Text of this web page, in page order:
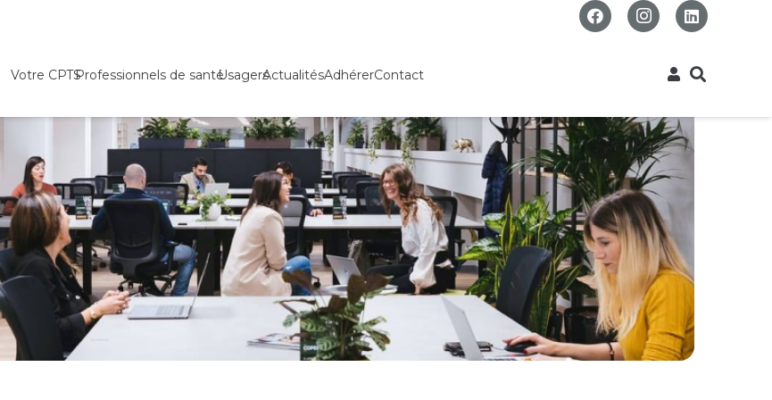
Votre CPTSProfessionnels de santéUsagersActualitésAdhérerContact